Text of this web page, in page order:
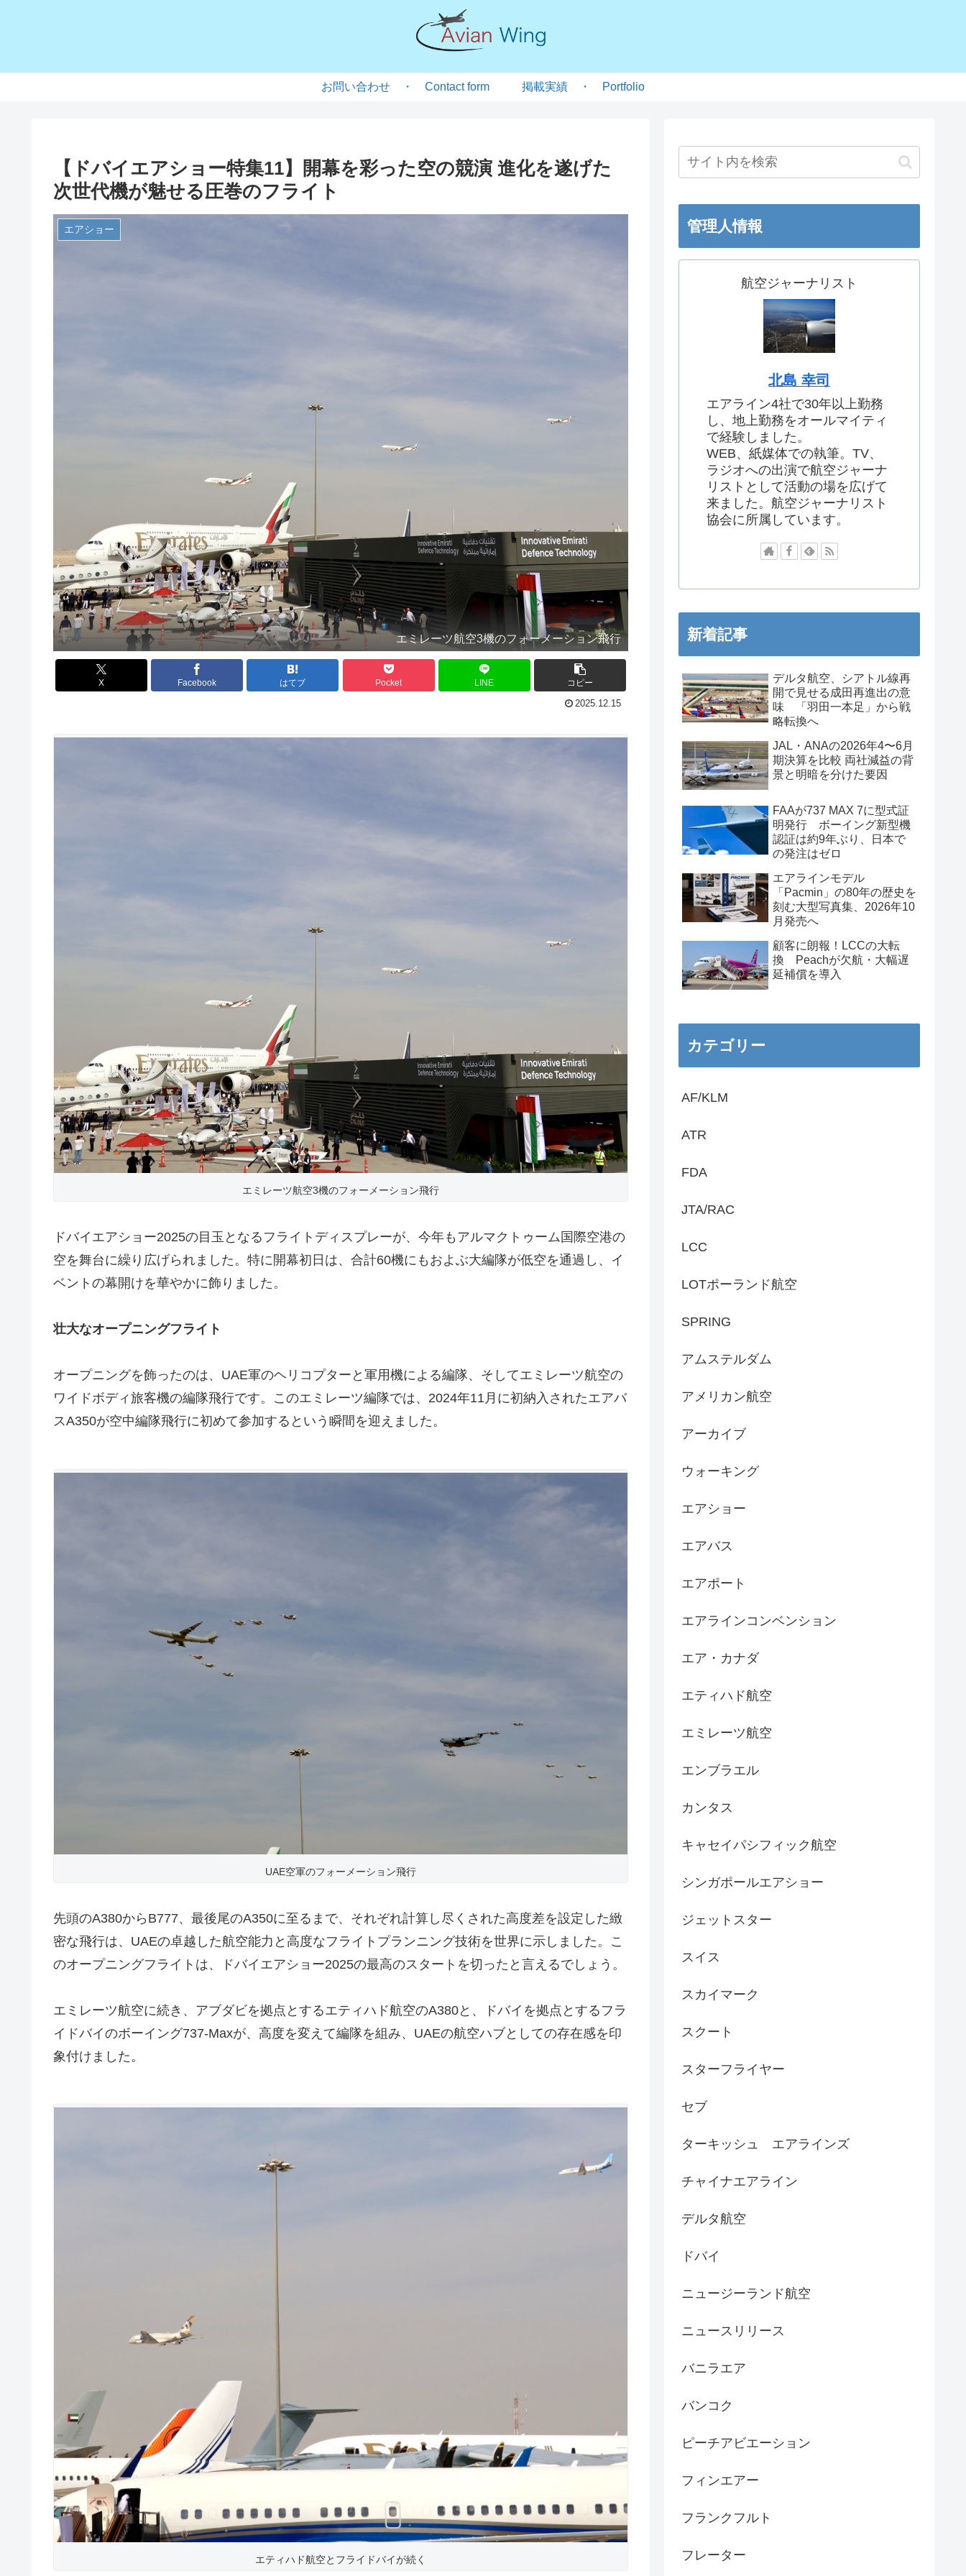
お問い合わせ ・ Contact form 掲載実績 ・ Portfolio
【ドバイエアショー特集11】開幕を彩った空の競演 進化を遂げた
次世代機が魅せる圧巻のフライト
エアショー
エミレーツ航空3機のフォーメーション飛行
X Facebook はてブ Pocket LINE コピー
2025.12.15
エミレーツ航空3機のフォーメーション飛行
ドバイエアショー2025の目玉となるフライトディスプレーが、今年もアルマクトゥーム国際空港の
空を舞台に繰り広げられました。特に開幕初日は、合計60機にもおよぶ大編隊が低空を通過し、イ
ベントの幕開けを華やかに飾りました。
壮大なオープニングフライト
オープニングを飾ったのは、UAE軍のヘリコプターと軍用機による編隊、そしてエミレーツ航空の
ワイドボディ旅客機の編隊飛行です。このエミレーツ編隊では、2024年11月に初納入されたエアバ
スA350が空中編隊飛行に初めて参加するという瞬間を迎えました。
UAE空軍のフォーメーション飛行
先頭のA380からB777、最後尾のA350に至るまで、それぞれ計算し尽くされた高度差を設定した緻
密な飛行は、UAEの卓越した航空能力と高度なフライトプランニング技術を世界に示しました。こ
のオープニングフライトは、ドバイエアショー2025の最高のスタートを切ったと言えるでしょう。
エミレーツ航空に続き、アブダビを拠点とするエティハド航空のA380と、ドバイを拠点とするフラ
イドバイのボーイング737-Maxが、高度を変えて編隊を組み、UAEの航空ハブとしての存在感を印
象付けました。
エティハド航空とフライドバイが続く
管理人情報
航空ジャーナリスト
北島 幸司
エアライン4社で30年以上勤務
し、地上勤務をオールマイティ
で経験しました。
WEB、紙媒体での執筆。TV、
ラジオへの出演で航空ジャーナ
リストとして活動の場を広げて
来ました。航空ジャーナリスト
協会に所属しています。
新着記事
デルタ航空、シアトル線再
開で見せる成田再進出の意
味 「羽田一本足」から戦
略転換へ
JAL・ANAの2026年4〜6月
期決算を比較 両社減益の背
景と明暗を分けた要因
FAAが737 MAX 7に型式証
明発行 ボーイング新型機
認証は約9年ぶり、日本で
の発注はゼロ
エアラインモデル
「Pacmin」の80年の歴史を
刻む大型写真集、2026年10
月発売へ
顧客に朗報！LCCの大転
換 Peachが欠航・大幅遅
延補償を導入
カテゴリー
AF/KLM
ATR
FDA
JTA/RAC
LCC
LOTポーランド航空
SPRING
アムステルダム
アメリカン航空
アーカイブ
ウォーキング
エアショー
エアバス
エアポート
エアラインコンベンション
エア・カナダ
エティハド航空
エミレーツ航空
エンブラエル
カンタス
キャセイパシフィック航空
シンガポールエアショー
ジェットスター
スイス
スカイマーク
スクート
スターフライヤー
セブ
ターキッシュ エアラインズ
チャイナエアライン
デルタ航空
ドバイ
ニュージーランド航空
ニュースリリース
バニラエア
バンコク
ピーチアビエーション
フィンエアー
フランクフルト
フレーター